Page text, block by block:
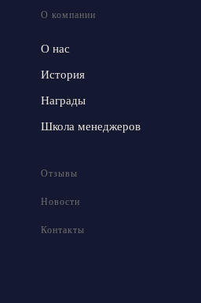
О компании
О нас
История
Награды
Школа менеджеров
Отзывы
Новости
Контакты